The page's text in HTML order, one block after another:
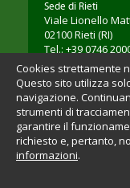
Sede di Rieti
Viale Lionello
02100Rieti (RI)
Tel.: +39 0746
Fax: +39 0746
Email:
C.F. 80012090561
Cookies strettamente
Questo sito utilizza
navigazione.
strumenti di
garantire il
richiesto e, pertanto,
informazioni.